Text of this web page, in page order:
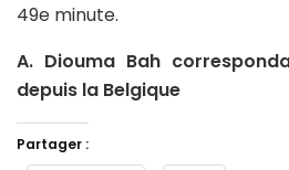
49e minute.
A. Diouma Bah
depuis la Belgique
Partager :